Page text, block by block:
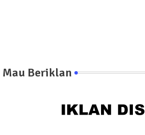
Mau Beriklan